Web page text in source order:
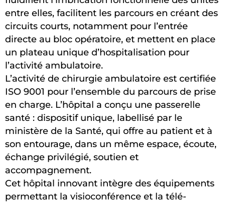
entre elles, facilitent les parcours en créant des
circuits courts, notamment pour l’entrée
directe au bloc opératoire, et mettent en place
un plateau unique d’hospitalisation pour
l’activité ambulatoire.
L’activité de chirurgie ambulatoire est certifiée
ISO 9001 pour l’ensemble du parcours de prise
en charge. L’hôpital a conçu une passerelle
santé : dispositif unique, labellisé par le
ministère de la Santé, qui offre au patient et à
son entourage, dans un même espace, écoute,
échange privilégié, soutien et
accompagnement.
Cet hôpital innovant intègre des équipements
permettant la visioconférence et la télé-